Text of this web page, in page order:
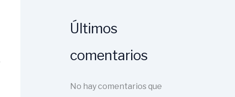
Últimos
comentarios
No hay comentarios que